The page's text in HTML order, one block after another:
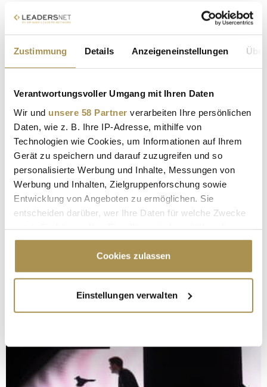
Zustimmung Details Anzeigeneinstellungen
Verantwortungsvoller Umgang mit Ihren Daten
Wir und unsere 58 Partner verarbeiten Ihre persönlichen
Daten, wie z. B. Ihre IP-Adresse, mithilfe von
Technologien wie Cookies, um Informationen auf Ihrem
Gerät zu speichern und darauf zuzugreifen und so
personalisierte Werbung und Inhalte, Messungen von
Werbung und Inhalten, Zielgruppenforschung sowie
Entwicklung von Angeboten zu ermöglichen. Sie
entscheiden darüber, wer Ihre Daten für welche Zwecke
Cookie-Erklärung oder durch Klicken auf das Privacy
Trigger Symbol ändern oder widerrufen
Informationen über Ihre geografische Lage
erfassen, welche bis auf einige Meter genau sein
bestimmten Merkmalen (Fingerprinting) identifizieren
Erfahren Sie mehr darüber, wie Ihre persönlichen Daten
Cookies zulassen
Einstellungen verwalten